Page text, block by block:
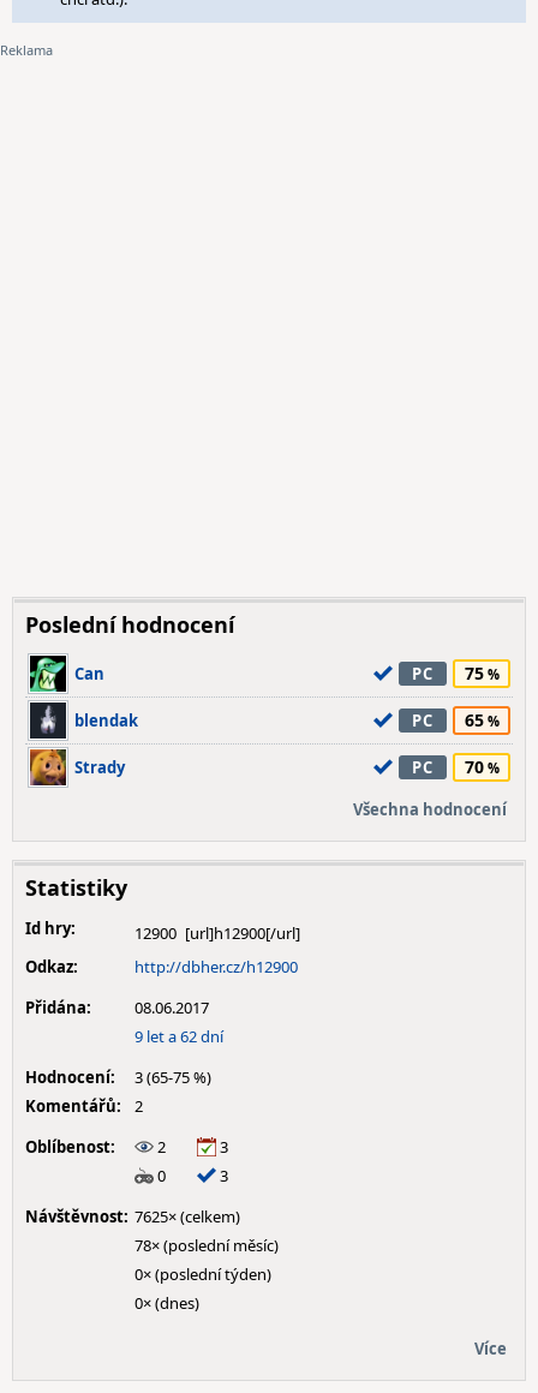
Poslední hodnocení
Can PC 75
blendak PC 65
Strady PC 70
Všechna hodnocení
Statistiky
Id hry:
12900
Odkaz:
http://dbher.cz/h12900
Přidána:
08.06.2017
9 let a 62 dní
Hodnocení:
3 (65-75 %)
Komentářů:
2
Oblíbenost:
2
3
0
3
Návštěvnost: 7625× (celkem)
78× (poslední měsíc)
0× (poslední týden)
0× (dnes)
Více